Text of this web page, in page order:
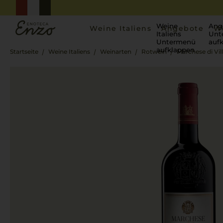
Weine Italiens
Weine
Italiens
Untermenü
aufklappen
Angebote
Startseite Weine Italiens Weinarten Rotwein Marchese di